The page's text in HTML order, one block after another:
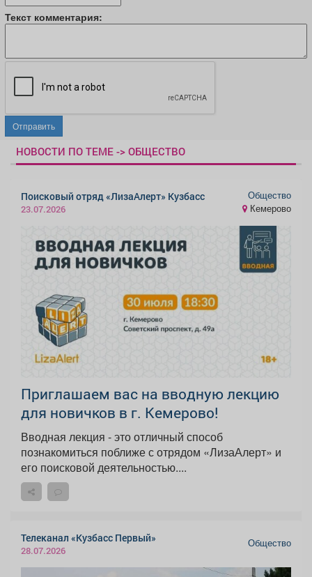
Текст комментария:
Отправить
НОВОСТИ ПО ТЕМЕ -> ОБЩЕСТВО
Поисковый отряд «ЛизаАлерт» Кузбасс
23.07.2026
Общество
Кемерово
Приглашаем вас на вводную лекцию
для новичков в г. Кемерово!
Вводная лекция - это отличный способ
познакомиться поближе с отрядом «ЛизаАлерт» и
его поисковой деятельностью....
Телеканал «Кузбасс Первый»
28.07.2026
Общество